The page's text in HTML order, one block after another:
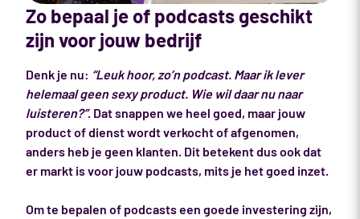
Zo bepaal je of podcasts geschikt
zijn voor jouw bedrijf
Denk je nu: “Leuk hoor, zo’n podcast. Maar ik lever
helemaal geen sexy product. Wie wil daar nu naar
luisteren?”. Dat snappen we heel goed, maar jouw
product of dienst wordt verkocht of afgenomen,
anders heb je geen klanten. Dit betekent dus ook dat
er markt is voor jouw podcasts, mits je het goed inzet.
Om te bepalen of podcasts een goede investering zijn,